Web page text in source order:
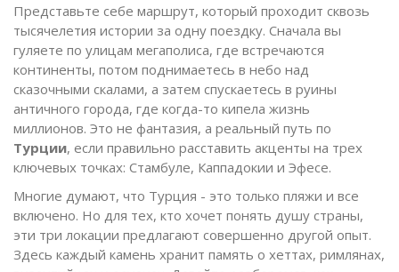
Представьте себе маршрут, который проходит сквозь
тысячелетия истории за одну поездку. Сначала вы
гуляете по улицам мегаполиса, где встречаются
континенты, потом поднимаетесь в небо над
сказочными скалами, а затем спускаетесь в руины
античного города, где когда-то кипела жизнь
миллионов. Это не фантазия, а реальный путь по
Турции, если правильно расставить акценты на трех
ключевых точках: Стамбуле, Каппадокии и Эфесе.
Многие думают, что Турция - это только пляжи и все
включено. Но для тех, кто хочет понять душу страны,
эти три локации предлагают совершенно другой опыт.
Здесь каждый камень хранит память о хеттах, римлянах,